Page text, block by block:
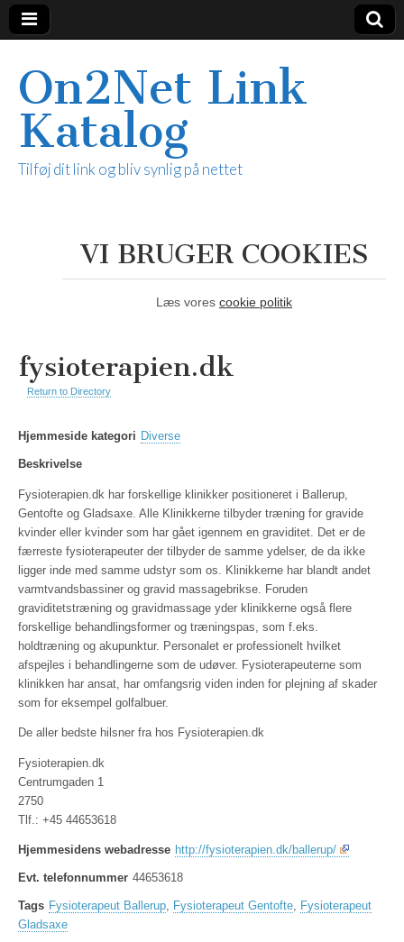
On2Net Link
Katalog
Tilføj dit link og bliv synlig på nettet
VI BRUGER COOKIES
Læs vores cookie politik
fysioterapien.dk
Return to Directory
Hjemmeside kategori Diverse
Beskrivelse
Fysioterapien.dk har forskellige klinikker positioneret i Ballerup,
Gentofte og Gladsaxe. Alle Klinikkerne tilbyder træning for gravide
kvinder eller kvinder som har gået igennem en graviditet. Det er de
færreste fysioterapeuter der tilbyder de samme ydelser, de da ikke
ligger inde med samme udstyr som os. Klinikkerne har blandt andet
varmtvandsbassiner og gravid massagebrikse. Foruden
graviditetstræning og gravidmassage yder klinikkerne også flere
forskellige behandlingsformer og træningspas, som f.eks.
holdtræning og akupunktur. Personalet er professionelt hvilket
afspejles i behandlingerne som de udøver. Fysioterapeuterne som
klinikken har ansat, har omfangsrig viden inden for plejning af skader
som for eksempel golfalbuer.
De aller bedste hilsner fra hos Fysioterapien.dk
Fysioterapien.dk
Centrumgaden 1
2750
Tlf.: +45 44653618
Hjemmesidens webadresse http://fysioterapien.dk/ballerup/
Evt. telefonnummer 44653618
Tags Fysioterapeut Ballerup, Fysioterapeut Gentofte, Fysioterapeut
Gladsaxe